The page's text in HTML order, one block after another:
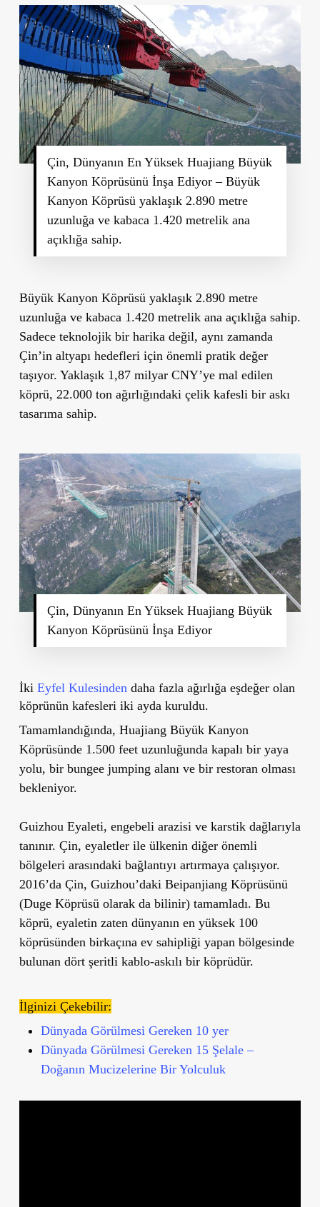
Çin, Dünyanın En Yüksek Huajiang Büyük
Kanyon Köprüsünü İnşa Ediyor – Büyük
Kanyon Köprüsü yaklaşık 2.890 metre
uzunluğa ve kabaca 1.420 metrelik ana
açıklığa sahip.
Büyük Kanyon Köprüsü yaklaşık 2.890 metre
uzunluğa ve kabaca 1.420 metrelik ana açıklığa sahip.
Sadece teknolojik bir harika değil, aynı zamanda
Çin’in altyapı hedefleri için önemli pratik değer
taşıyor. Yaklaşık 1,87 milyar CNY’ye mal edilen
köprü, 22.000 ton ağırlığındaki çelik kafesli bir askı
tasarıma sahip.
Çin, Dünyanın En Yüksek Huajiang Büyük
Kanyon Köprüsünü İnşa Ediyor
İki Eyfel Kulesinden daha fazla ağırlığa eşdeğer olan
köprünün kafesleri iki ayda kuruldu.
Tamamlandığında, Huajiang Büyük Kanyon
Köprüsünde 1.500 feet uzunluğunda kapalı bir yaya
yolu, bir bungee jumping alanı ve bir restoran olması
bekleniyor.
Guizhou Eyaleti, engebeli arazisi ve karstik dağlarıyla
tanınır. Çin, eyaletler ile ülkenin diğer önemli
bölgeleri arasındaki bağlantıyı artırmaya çalışıyor.
2016’da Çin, Guizhou’daki Beipanjiang Köprüsünü
(Duge Köprüsü olarak da bilinir) tamamladı. Bu
köprü, eyaletin zaten dünyanın en yüksek 100
köprüsünden birkaçına ev sahipliği yapan bölgesinde
bulunan dört şeritli kablo-askılı bir köprüdür.
İlginizi Çekebilir:
Dünyada Görülmesi Gereken 10 yer
Dünyada Görülmesi Gereken 15 Şelale –
Doğanın Mucizelerine Bir Yolculuk